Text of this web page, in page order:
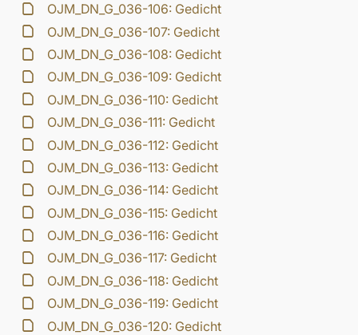
OJM_DN_G_036-106: Gedicht
OJM_DN_G_036-107: Gedicht
OJM_DN_G_036-108: Gedicht
OJM_DN_G_036-109: Gedicht
OJM_DN_G_036-110: Gedicht
OJM_DN_G_036-111: Gedicht
OJM_DN_G_036-112: Gedicht
OJM_DN_G_036-113: Gedicht
OJM_DN_G_036-114: Gedicht
OJM_DN_G_036-115: Gedicht
OJM_DN_G_036-116: Gedicht
OJM_DN_G_036-117: Gedicht
OJM_DN_G_036-118: Gedicht
OJM_DN_G_036-119: Gedicht
OJM_DN_G_036-120: Gedicht